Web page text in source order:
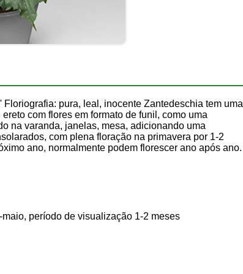
pura, leal, inocente Zantedeschia tem uma
com flores em formato de funil, como uma
na varanda, janelas, mesa, adicionando uma
com plena floração na primavera por 1-2
ano, normalmente podem florescer ano após ano.
período de visualização 1-2 meses